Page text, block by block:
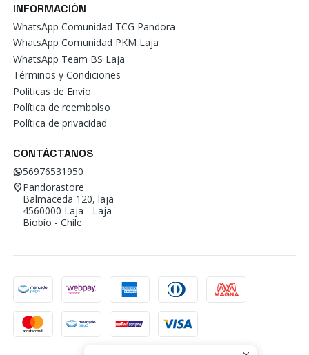
INFORMACIÓN
WhatsApp Comunidad TCG Pandora
WhatsApp Comunidad PKM Laja
WhatsApp Team BS Laja
Términos y Condiciones
Politicas de Envío
Política de reembolso
Política de privacidad
CONTÁCTANOS
56976531950
Pandorastore
Balmaceda 120, laja
4560000 Laja - Laja
Biobío - Chile